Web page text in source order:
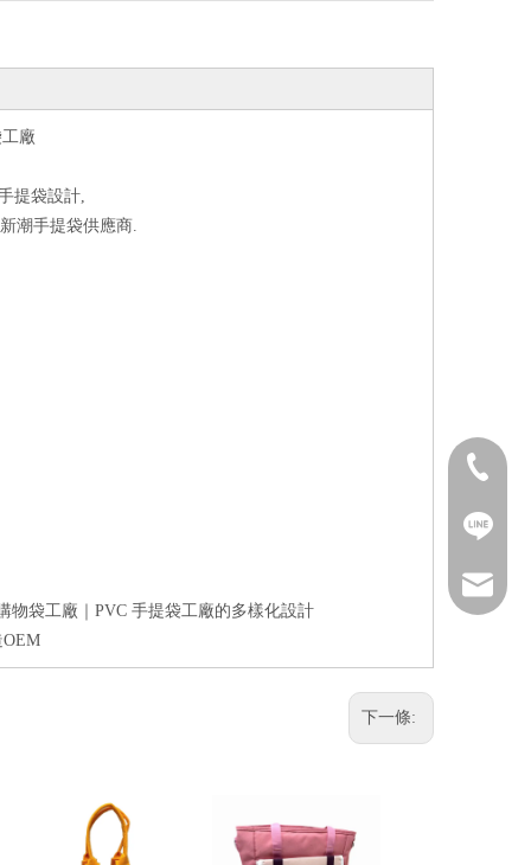
廠
提袋設計,
潮手提袋供應商.
物袋工廠｜PVC 手提袋工廠的多樣化設計
下一條:
Call Us
Line
Email